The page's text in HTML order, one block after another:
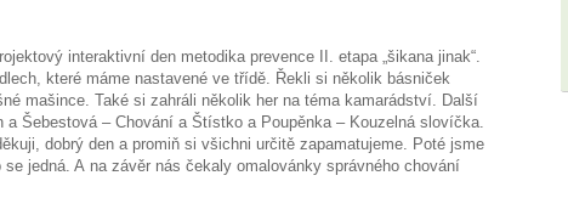
interaktivní den metodika prevence II. etapa „šikana jinak“.
které máme nastavené ve třídě. Řekli si několik básniček
mašince. Také si zahráli několik her na téma kamarádství. Další
a Šebestová – Chování a Štístko a Poupěnka – Kouzelná slovíčka.
dobrý den a promiň si všichni určitě zapamatujeme. Poté jsme
jedná. A na závěr nás čekaly omalovánky správného chování